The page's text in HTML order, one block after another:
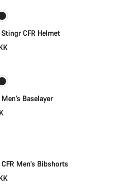
CFR Helmet
Baselayer
Men's Bibshorts